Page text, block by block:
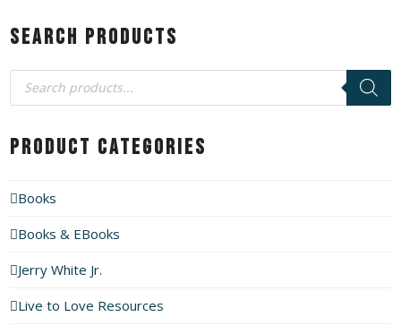
Search Products
Products
search
Product Categories
Books
Books & EBooks
Jerry White Jr.
Live to Love Resources